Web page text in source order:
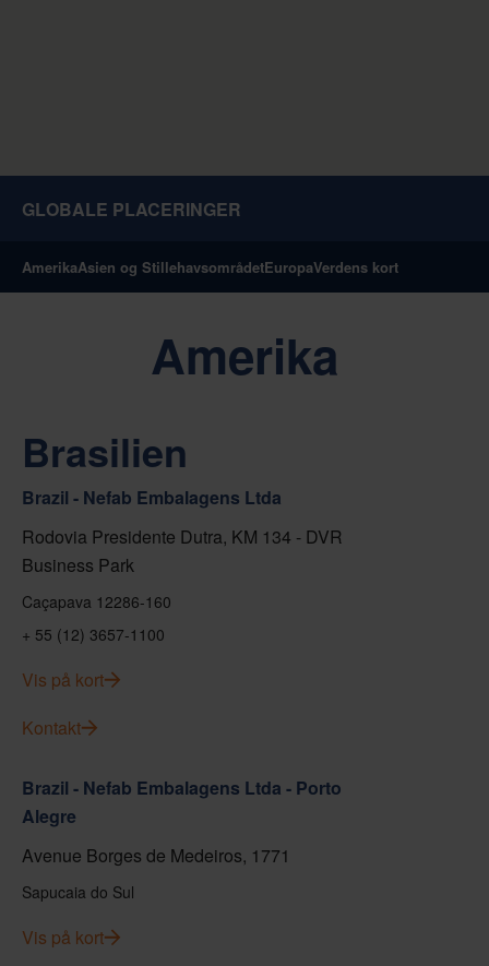
GLOBALE PLACERINGER
AmerikaAsien og StillehavsområdetEuropaVerdens kort
Amerika
Brasilien
Brazil - Nefab Embalagens Ltda
Rodovia Presidente Dutra, KM 134 - DVR
Business Park
Caçapava 12286-160
+ 55 (12) 3657-1100
Vis på kort
Kontakt
Brazil - Nefab Embalagens Ltda - Porto
Alegre
Avenue Borges de Medeiros, 1771
Sapucaia do Sul
Vis på kort